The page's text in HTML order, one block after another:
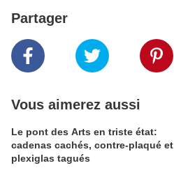
Partager
Vous aimerez aussi
Le pont des Arts en triste état:
cadenas cachés, contre-plaqué et
plexiglas tagués